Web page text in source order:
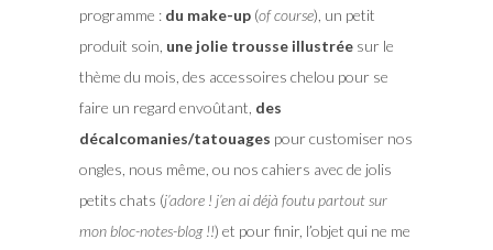
programme : du make-up(of course), un petit
produit soin, une jolie trousse illustréesur le
thème du mois, des accessoires chelou pour se
faire un regard envoûtant, des
décalcomanies/tatouages pour customiser nos
ongles, nous même, ou nos cahiers avec de jolis
petits chats (j’adore ! j’en ai déjà foutu partout sur
mon bloc-notes-blog !!) et pour finir, l’objet qui ne me